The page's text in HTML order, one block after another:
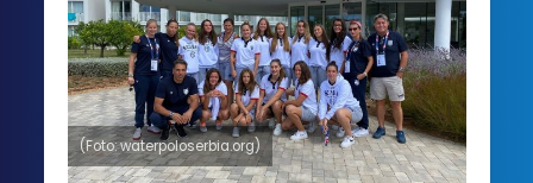
(Foto: waterpoloserbia.org)